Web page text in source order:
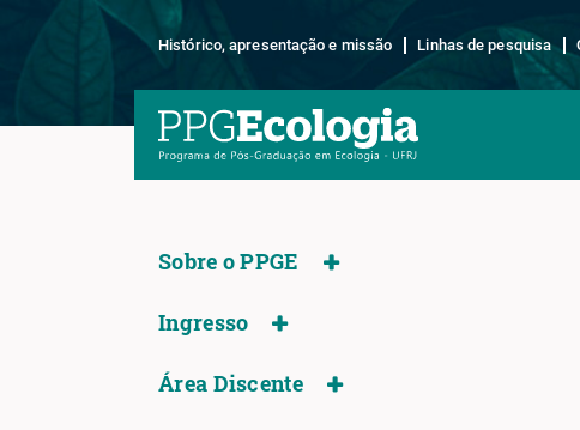
Histórico, apresentação e missão Linhas de pesquisa
Sobre o PPGE
Ingresso
Área Discente